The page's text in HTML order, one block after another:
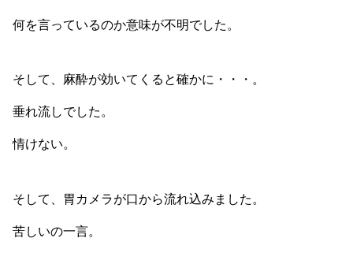
何を言っているのか意味が不明でした。
そして、麻酔が効いてくると確かに・・・。
垂れ流しでした。
情けない。
そして、胃カメラが口から流れ込みました。
苦しいの一言。